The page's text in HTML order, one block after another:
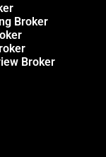
Broker
Broker